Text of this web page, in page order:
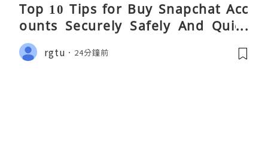
Top 10 Tips for Buy Snapchat Acc
ounts Securely Safely And Quick
y....
rgtu 24分鐘前